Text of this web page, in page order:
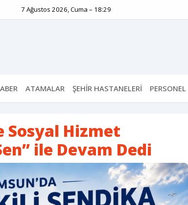
7 Ağustos 2026, Cuma – 18:29
ATAMALAR ŞEHİR HASTANELERİ PERSONEL
Sosyal Hizmet
ile Devam Dedi